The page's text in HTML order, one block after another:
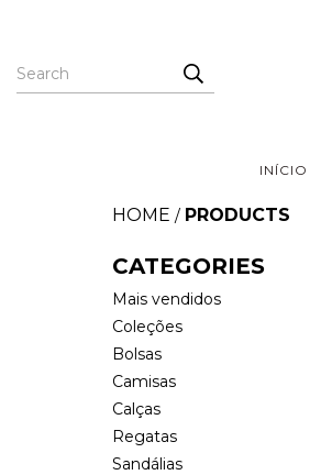
INÍCIO
HOME / PRODUCTS
CATEGORIES
Mais vendidos
Coleções
Bolsas
Camisas
Calças
Regatas
Sandálias